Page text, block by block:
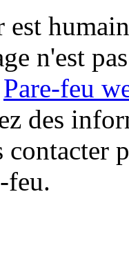
est
n'est
Pare-feu
des
contacter
feu.